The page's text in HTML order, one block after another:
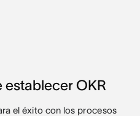
establecer OKR
el éxito con los procesos